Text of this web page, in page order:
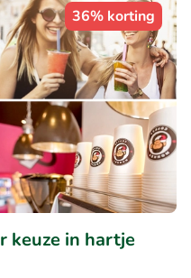
36% korting
keuze in hartje